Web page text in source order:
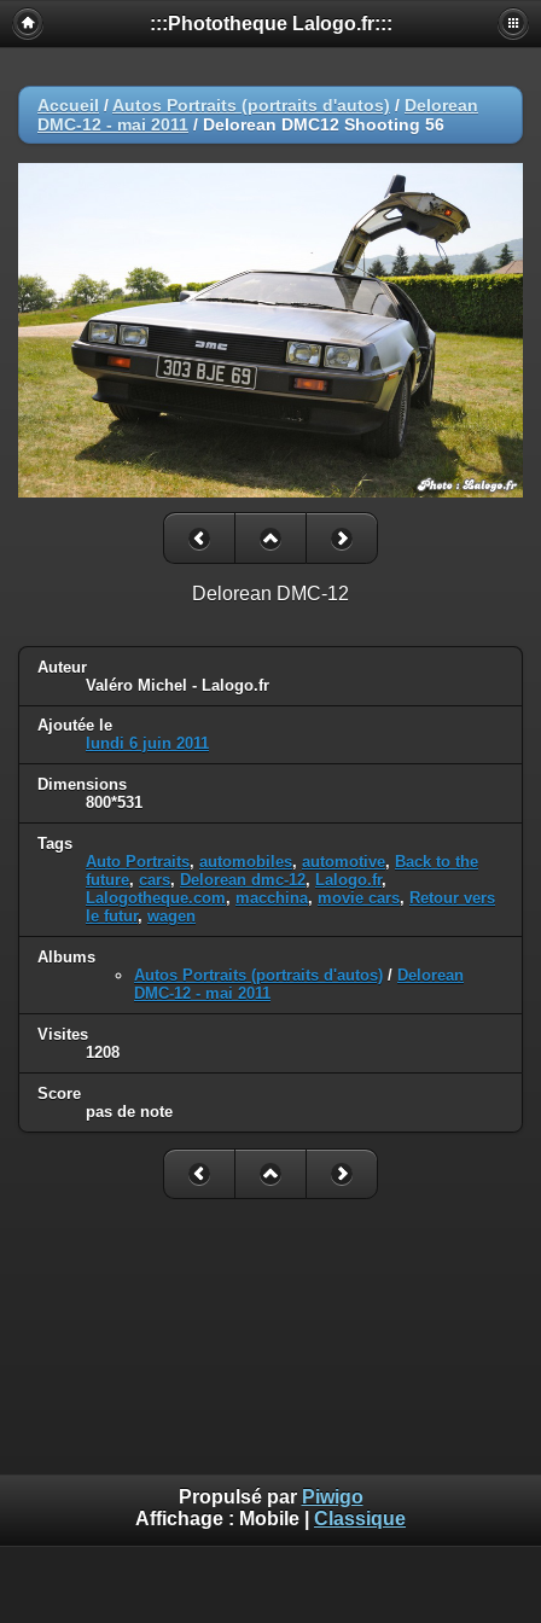
:::Phototheque Lalogo.fr:::
Accueil / Autos Portraits (portraits d'autos) / Delorean
DMC-12 - mai 2011 / Delorean DMC12 Shooting 56
Delorean DMC-12
Auteur
Valéro Michel - Lalogo.fr
Ajoutée le
lundi 6 juin 2011
Dimensions
800*531
Tags
Auto Portraits, automobiles, automotive, Back to the
future, cars, Delorean dmc-12, Lalogo.fr,
Lalogotheque.com, macchina, movie cars, Retour vers
le futur, wagen
Albums
Autos Portraits (portraits d'autos) / Delorean
DMC-12 - mai 2011
Visites
1208
Score
pas de note
Propulsé par Piwigo
Affichage : Mobile Classique